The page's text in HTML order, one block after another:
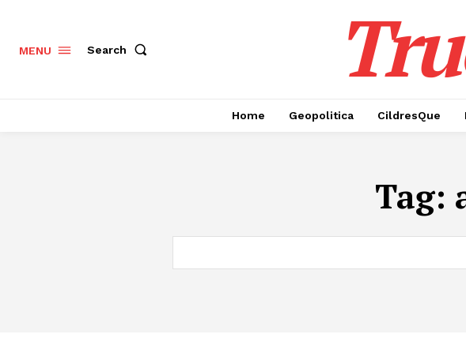
MENU Search
Home Geopolitica CildresQue
Tag: